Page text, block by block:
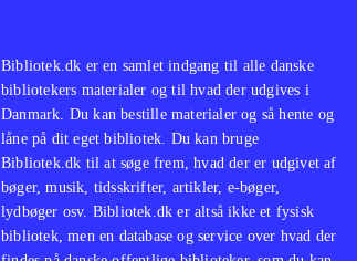
Bibliotek.dk er en samlet indgang til alle danske
bibliotekers materialer og til hvad der udgives i
Danmark. Du kan bestille materialer og så hente og
låne på dit eget bibliotek. Du kan bruge
Bibliotek.dk til at søge frem, hvad der er udgivet af
bøger, musik, tidsskrifter, artikler, e-bøger,
lydbøger osv. Bibliotek.dk er altså ikke et fysisk
bibliotek, men en database og service over hvad der